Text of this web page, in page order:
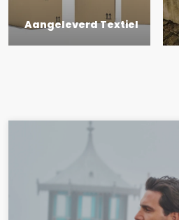
Aangeleverd Textiel